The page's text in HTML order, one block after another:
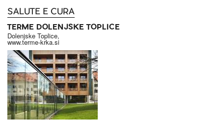
SALUTE E CURA
TERME DOLENJSKE TOPLICE
Dolenjske Toplice,
www.terme-krka.si